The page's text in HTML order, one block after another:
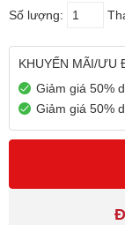
Số lượng:
KHUYẾN MÃI/ƯU
Giảm giá 50%
Giảm giá 50%